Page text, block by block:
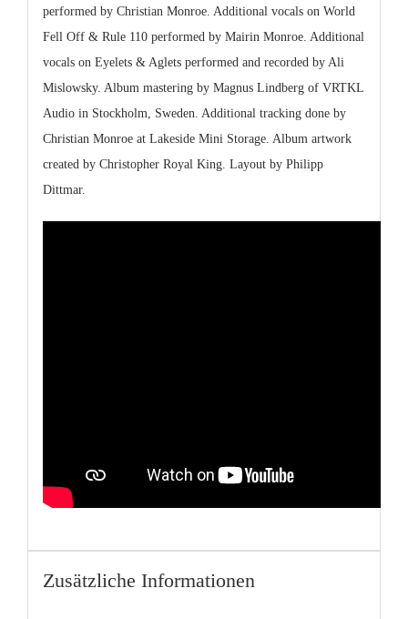
performed by Christian Monroe. Additional vocals on World
Fell Off & Rule 110 performed by Mairin Monroe. Additional
vocals on Eyelets & Aglets performed and recorded by Ali
Mislowsky. Album mastering by Magnus Lindberg of VRTKL
Audio in Stockholm, Sweden. Additional tracking done by
Christian Monroe at Lakeside Mini Storage. Album artwork
created by Christopher Royal King. Layout by Philipp
Dittmar.
Zusätzliche Informationen